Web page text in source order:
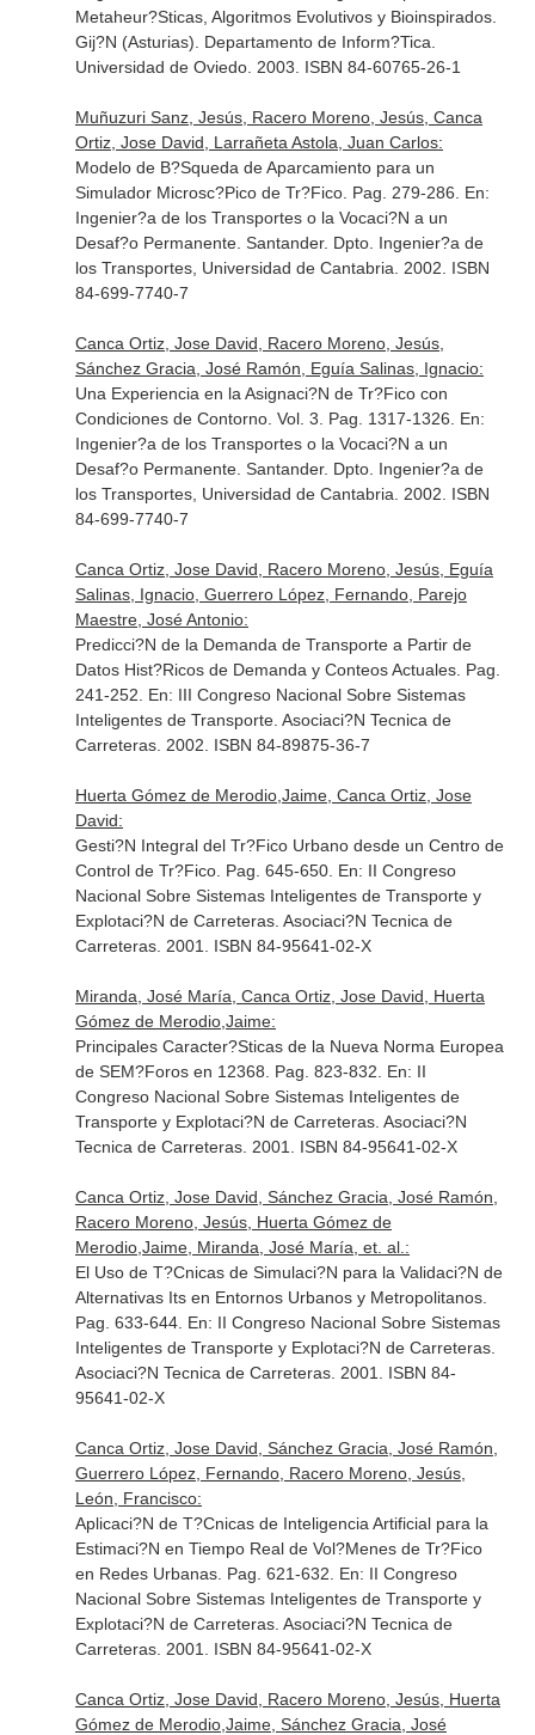
Metaheur?Sticas, Algoritmos Evolutivos y Bioinspirados.
Gij?N (Asturias). Departamento de Inform?Tica.
Universidad de Oviedo. 2003. ISBN 84-60765-26-1
Muñuzuri Sanz, Jesús, Racero Moreno, Jesús, Canca
Ortiz, Jose David, Larrañeta Astola, Juan Carlos:
Modelo de B?Squeda de Aparcamiento para un
Simulador Microsc?Pico de Tr?Fico. Pag. 279-286. En:
Ingenier?a de los Transportes o la Vocaci?N a un
Desaf?o Permanente. Santander. Dpto. Ingenier?a de
los Transportes, Universidad de Cantabria. 2002. ISBN
84-699-7740-7
Canca Ortiz, Jose David, Racero Moreno, Jesús,
Sánchez Gracia, José Ramón, Eguía Salinas, Ignacio:
Una Experiencia en la Asignaci?N de Tr?Fico con
Condiciones de Contorno. Vol. 3. Pag. 1317-1326. En:
Ingenier?a de los Transportes o la Vocaci?N a un
Desaf?o Permanente. Santander. Dpto. Ingenier?a de
los Transportes, Universidad de Cantabria. 2002. ISBN
84-699-7740-7
Canca Ortiz, Jose David, Racero Moreno, Jesús, Eguía
Salinas, Ignacio, Guerrero López, Fernando, Parejo
Maestre, José Antonio:
Predicci?N de la Demanda de Transporte a Partir de
Datos Hist?Ricos de Demanda y Conteos Actuales. Pag.
241-252. En: III Congreso Nacional Sobre Sistemas
Inteligentes de Transporte. Asociaci?N Tecnica de
Carreteras. 2002. ISBN 84-89875-36-7
Huerta Gómez de Merodio,Jaime, Canca Ortiz, Jose
David:
Gesti?N Integral del Tr?Fico Urbano desde un Centro de
Control de Tr?Fico. Pag. 645-650. En: II Congreso
Nacional Sobre Sistemas Inteligentes de Transporte y
Explotaci?N de Carreteras. Asociaci?N Tecnica de
Carreteras. 2001. ISBN 84-95641-02-X
Miranda, José María, Canca Ortiz, Jose David, Huerta
Gómez de Merodio,Jaime:
Principales Caracter?Sticas de la Nueva Norma Europea
de SEM?Foros en 12368. Pag. 823-832. En: II
Congreso Nacional Sobre Sistemas Inteligentes de
Transporte y Explotaci?N de Carreteras. Asociaci?N
Tecnica de Carreteras. 2001. ISBN 84-95641-02-X
Canca Ortiz, Jose David, Sánchez Gracia, José Ramón,
Racero Moreno, Jesús, Huerta Gómez de
Merodio,Jaime, Miranda, José María, et. al.:
El Uso de T?Cnicas de Simulaci?N para la Validaci?N de
Alternativas Its en Entornos Urbanos y Metropolitanos.
Pag. 633-644. En: II Congreso Nacional Sobre Sistemas
Inteligentes de Transporte y Explotaci?N de Carreteras.
Asociaci?N Tecnica de Carreteras. 2001. ISBN 84-
95641-02-X
Canca Ortiz, Jose David, Sánchez Gracia, José Ramón,
Guerrero López, Fernando, Racero Moreno, Jesús,
León, Francisco:
Aplicaci?N de T?Cnicas de Inteligencia Artificial para la
Estimaci?N en Tiempo Real de Vol?Menes de Tr?Fico
en Redes Urbanas. Pag. 621-632. En: II Congreso
Nacional Sobre Sistemas Inteligentes de Transporte y
Explotaci?N de Carreteras. Asociaci?N Tecnica de
Carreteras. 2001. ISBN 84-95641-02-X
Canca Ortiz, Jose David, Racero Moreno, Jesús, Huerta
Gómez de Merodio,Jaime, Sánchez Gracia, José